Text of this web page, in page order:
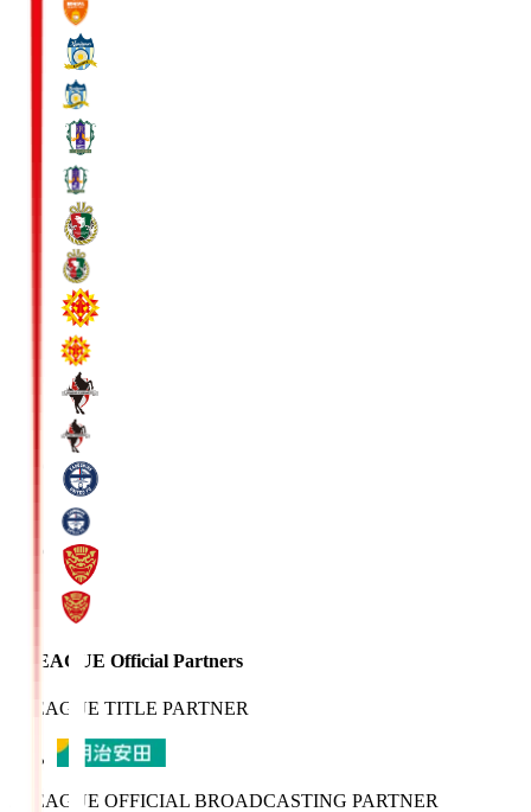
J.LEAGUE Official Partners
J.LEAGUE TITLE PARTNER
J.LEAGUE OFFICIAL BROADCASTING PARTNER